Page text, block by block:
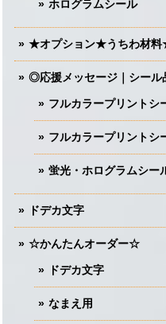
ホログラムシール
★オプション★うちわ材
◎応援メッセージ｜シール
フルカラープリントシ
フルカラープリントシ
蛍光・ホログラムシー
ドデカ文字
☆かんたんオーダー☆
ドデカ文字
なまえ用